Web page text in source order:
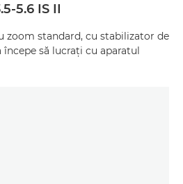
5.6 IS II
zoom standard, cu stabilizator de
să lucraţi cu aparatul